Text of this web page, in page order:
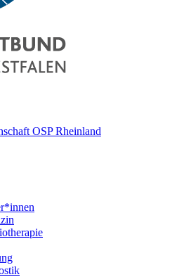
OSP Rheinland